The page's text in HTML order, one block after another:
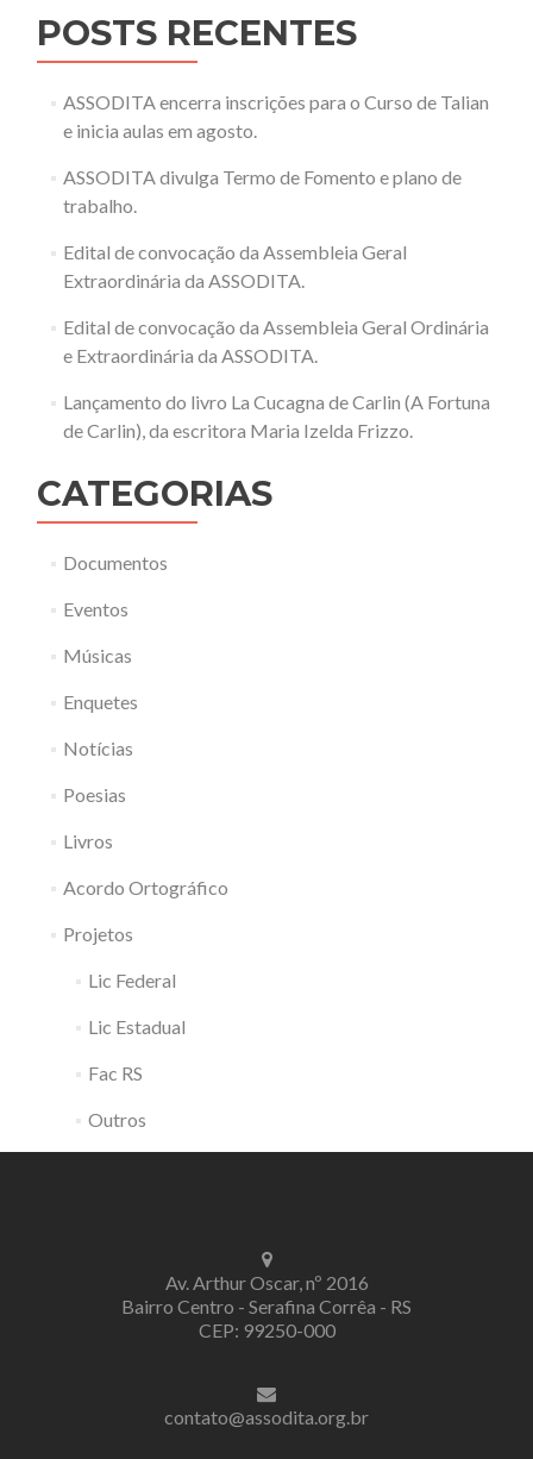
POSTS RECENTES
ASSODITA encerra inscrições para o Curso de Talian
e inicia aulas em agosto.
ASSODITA divulga Termo de Fomento e plano de
trabalho.
Edital de convocação da Assembleia Geral
Extraordinária da ASSODITA.
Edital de convocação da Assembleia Geral Ordinária
e Extraordinária da ASSODITA.
Lançamento do livro La Cucagna de Carlin (A Fortuna
de Carlin), da escritora Maria Izelda Frizzo.
CATEGORIAS
Documentos
Eventos
Músicas
Enquetes
Notícias
Poesias
Livros
Acordo Ortográfico
Projetos
Lic Federal
Lic Estadual
Fac RS
Outros
Av. Arthur Oscar, nº 2016
Bairro Centro - Serafina Corrêa - RS
CEP: 99250-000
contato@assodita.org.br